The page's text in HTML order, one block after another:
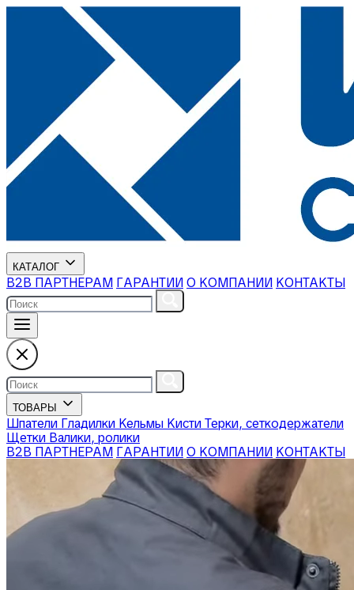
КАТАЛОГ
В2В ПАРТНЕРАМ ГАРАНТИИ О КОМПАНИИ КОНТАКТЫ
ТОВАРЫ
Шпатели Гладилки Кельмы Кисти Терки, сеткодержатели
Щетки Валики, ролики
В2В ПАРТНЕРАМ ГАРАНТИИ О КОМПАНИИ КОНТАКТЫ